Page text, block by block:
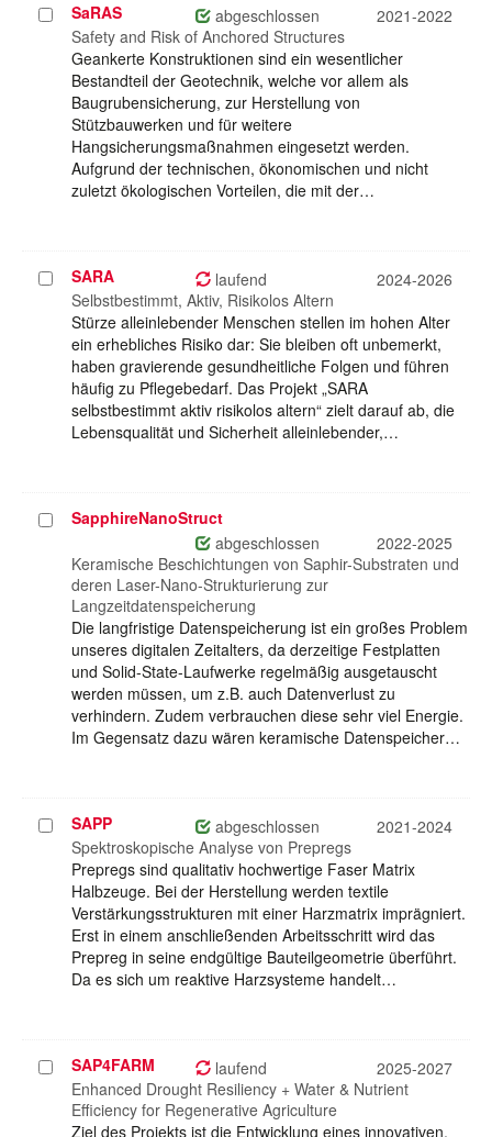
Projekt
auswählen
SaRAS abgeschlossen
2021-2022
Safety and Risk of Anchored Structures
Geankerte Konstruktionen sind ein wesentlicher
Bestandteil der Geotechnik, welche vor allem als
Baugrubensicherung, zur Herstellung von
Stützbauwerken und für weitere
Hangsicherungsmaßnahmen eingesetzt werden.
Aufgrund der technischen, ökonomischen und nicht
zuletzt ökologischen Vorteilen, die mit der…
Projekt
auswählen
SARA laufend
2024-2026
Selbstbestimmt, Aktiv, Risikolos Altern
Stürze alleinlebender Menschen stellen im hohen Alter
ein erhebliches Risiko dar: Sie bleiben oft unbemerkt,
haben gravierende gesundheitliche Folgen und führen
häufig zu Pflegebedarf. Das Projekt „SARA
selbstbestimmt aktiv risikolos altern“ zielt darauf ab, die
Lebensqualität und Sicherheit alleinlebender,…
ProjektSapphireNanoStruct
abgeschlossen
2022-2025
Keramische Beschichtungen von Saphir-Substraten und
deren Laser-Nano-Strukturierung zur
Langzeitdatenspeicherung
Die langfristige Datenspeicherung ist ein großes Problem
unseres digitalen Zeitalters, da derzeitige Festplatten
und Solid-State-Laufwerke regelmäßig ausgetauscht
werden müssen, um z.B. auch Datenverlust zu
verhindern. Zudem verbrauchen diese sehr viel Energie.
Im Gegensatz dazu wären keramische Datenspeicher…
Projekt
auswählen
SAPP abgeschlossen
2021-2024
Spektroskopische Analyse von Prepregs
Prepregs sind qualitativ hochwertige Faser Matrix
Halbzeuge. Bei der Herstellung werden textile
Verstärkungsstrukturen mit einer Harzmatrix imprägniert.
Erst in einem anschließenden Arbeitsschritt wird das
Prepreg in seine endgültige Bauteilgeometrie überführt.
Da es sich um reaktive Harzsysteme handelt…
Projekt
auswählen
SAP4FARM laufend
2025-2027
Enhanced Drought Resiliency + Water & Nutrient
Efficiency for Regenerative Agriculture
Ziel des Projekts ist die Entwicklung eines innovativen,